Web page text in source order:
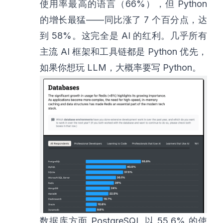
使用率最高的语言（66%），但 Python
的增长最猛——同比涨了 7 个百分点，达
到 58%。这完全是 AI 的红利。几乎所有
主流 AI 框架和工具链都是 Python 优先，
如果你想玩 LLM，大概率要写 Python。
数据库方面 PostgreSQL 以 55.6% 的使